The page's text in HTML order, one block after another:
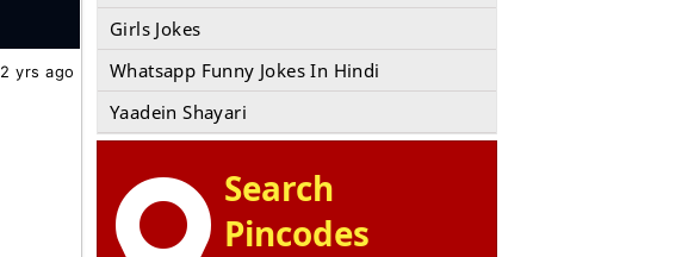
2 yrs ago
Girls Jokes
Whatsapp Funny Jokes In Hindi
Yaadein Shayari
Search
Pincodes